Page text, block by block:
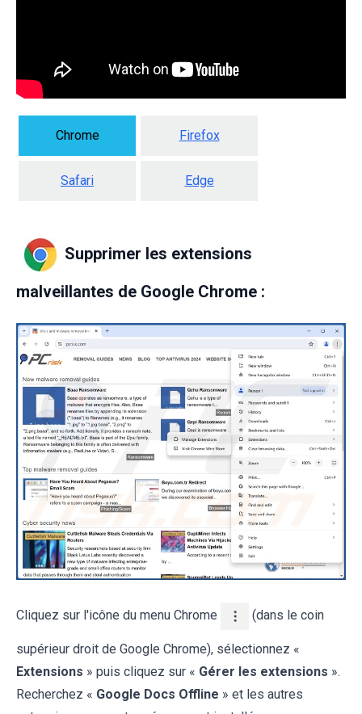
Chrome Firefox
Safari Edge
Supprimer les extensions
malveillantes de Google Chrome :
Cliquez sur l'icône du menu Chrome (dans le coin
supérieur droit de Google Chrome), sélectionnez «
Extensions » puis cliquez sur « Gérer les extensions ».
Recherchez « Google Docs Offline » et les autres